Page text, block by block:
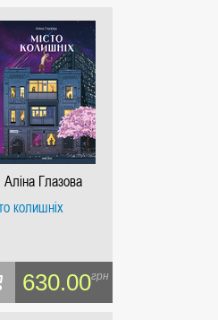
Аліна Глазова
колишніх
630.00грн